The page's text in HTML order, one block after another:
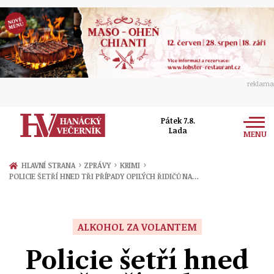
reklama
Pátek 7.8.
Lada
MENU
Zprávy
Přerov
Ekonomika
Ženy
Sport
HLAVNÍ STRANA › ZPRÁVY › KRIMI ›
POLICIE ŠETŘÍ HNED TŘI PŘÍPADY OPILÝCH ŘIDIČŮ NA…
ALKOHOL ZA VOLANTEM
Policie šetří hned